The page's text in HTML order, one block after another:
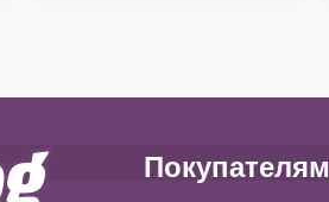
Покупателям